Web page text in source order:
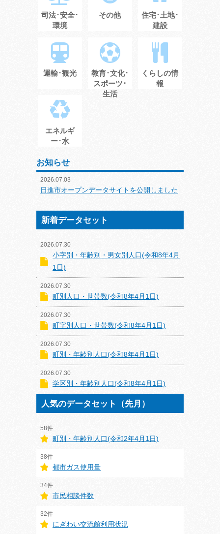
司法･安全･
環境
その他
住宅･土地･
建設
運輸･観光
教育･文化･
スポーツ･
生活
くらしの情
報
エネルギ
ー･水
お知らせ
2026.07.03
日進市オープンデータサイトを公開しました
新着データセット
2026.07.30
小字別・年齢別・男女別人口(令和8年4月
1日)
2026.07.30
町別人口・世帯数(令和8年4月1日)
2026.07.30
町字別人口・世帯数(令和8年4月1日)
2026.07.30
町別・年齢別人口(令和8年4月1日)
2026.07.30
学区別・年齢別人口(令和8年4月1日)
人気のデータセット（先月）
58件
町別・年齢別人口(令和2年4月1日)
38件
都市ガス使用量
34件
市民相談件数
32件
にぎわい交流館利用状況